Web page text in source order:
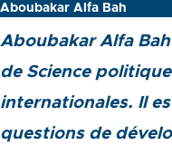
Aboubakar Alfa Bah
Aboubakar Alfa
de Science
internationales. Il
questions de